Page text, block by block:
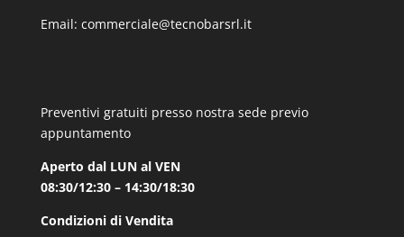
Email: commerciale@tecnobarsrl.it
Preventivi gratuiti presso nostra sede previo
appuntamento
Aperto dal LUN al VEN
08:30/12:30 – 14:30/18:30
Condizioni di Vendita